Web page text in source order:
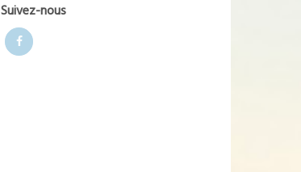
Suivez-nous
Facebook